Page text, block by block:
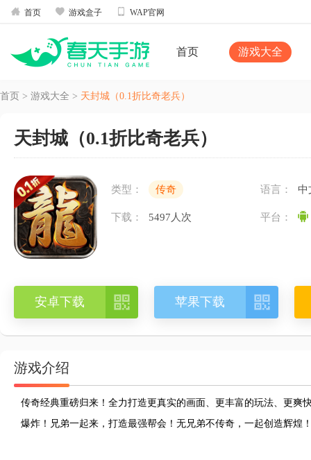
 首页  游戏盒子  WAP官网
首页 游戏大全
首页 > 游戏大全 > 天封城（0.1折比奇老兵）
天封城（0.1折比奇老兵）
类型： 传奇 语言： 中
下载： 5497人次 平台：
安卓下载  苹果下载 
游戏介绍
传奇经典重磅归来！全力打造更真实的画面、更丰富的玩法、更爽
爆炸！兄弟一起来，打造最强帮会！无兄弟不传奇，一起创造辉煌